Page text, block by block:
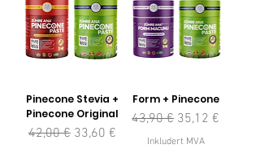
Pinecone Stevia +
Pinecone Original
Vanlig pris
42,00 € Salgspris
33,60 €
Form + Pinecone
Vanlig pris
43,90 € Salgspris
35,12 €
Inkludert MVA